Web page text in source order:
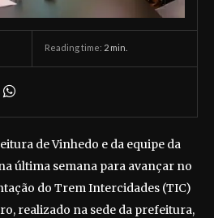
Reading time: 2 min.
de Vinhedo e da equipe da
última semana para avançar no
do Trem Intercidades (TIC)
realizado na sede da prefeitura,